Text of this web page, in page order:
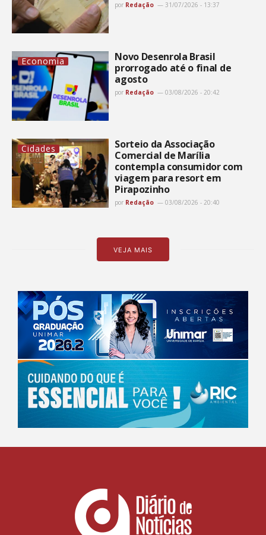
por Redação 31/07/2026 - 13:37
Economia
Novo Desenrola Brasil
prorrogado até o final de
agosto
por Redação 03/08/2026 - 20:42
Cidades
Sorteio da Associação
Comercial de Marília
contempla consumidor com
viagem para resort em
Pirapozinho
por Redação 03/08/2026 - 20:40
VEJA MAIS